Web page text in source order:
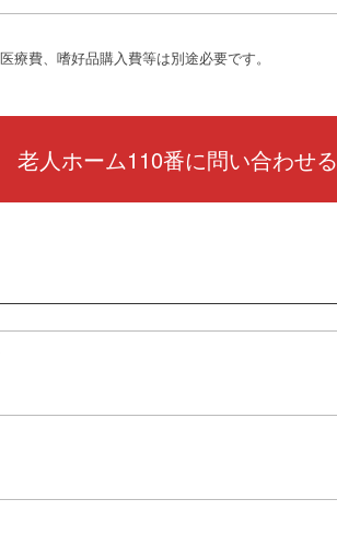
費、嗜好品購入費等は別途必要です。
老人ホーム110番に問い合わせる